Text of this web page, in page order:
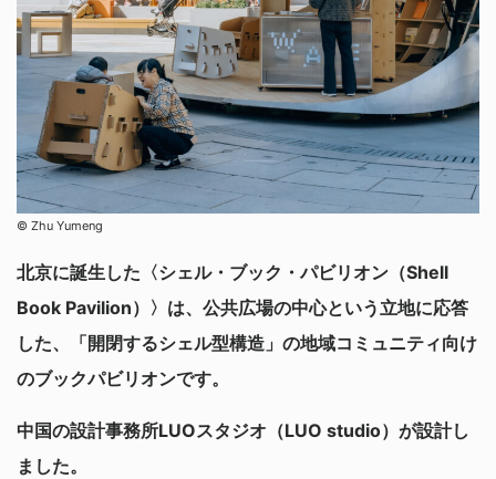
©︎ Zhu Yumeng
北京に誕生した〈シェル・ブック・パビリオン（Shell
Book Pavilion）〉は、公共広場の中心という立地に応答
した、「開閉するシェル型構造」の地域コミュニティ向け
のブックパビリオンです。
中国の設計事務所LUOスタジオ（LUO studio）が設計し
ました。